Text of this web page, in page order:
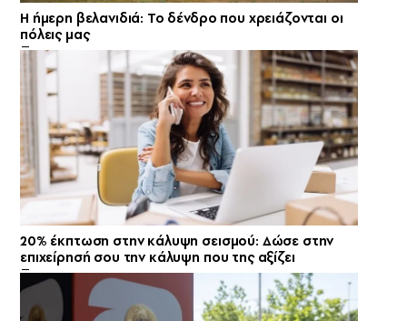
Η ήμερη βελανιδιά: Το δένδρο που χρειάζονται οι
πόλεις μας
20% έκπτωση στην κάλυψη σεισμού: Δώσε στην
επιχείρησή σου την κάλυψη που της αξίζει